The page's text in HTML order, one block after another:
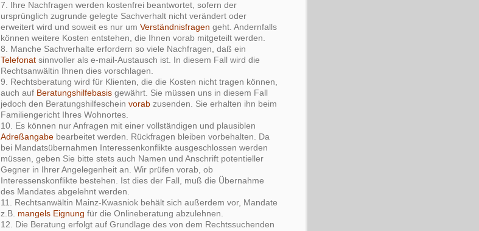
7. Ihre Nachfragen werden kostenfrei beantwortet, sofern der
ursprünglich zugrunde gelegte Sachverhalt nicht verändert oder
erweitert wird und soweit es nur umVerständnisfragen geht. Andernfalls
können weitere Kosten entstehen, die Ihnen vorab mitgeteilt werden.
8. Manche Sachverhalte erfordern so viele Nachfragen, daß ein
Telefonat sinnvoller als e-mail-Austausch ist. In diesem Fall wird die
Rechtsanwältin Ihnen dies vorschlagen.
9. Rechtsberatung wird für Klienten, die die Kosten nicht tragen können,
auch auf Beratungshilfebasis gewährt. Sie müssen uns in diesem Fall
jedoch den Beratungshilfescheinvorab zusenden. Sie erhalten ihn beim
Familiengericht Ihres Wohnortes.
10. Es können nur Anfragen mit einer vollständigen und plausiblen
Adreßangabe bearbeitet werden. Rückfragen bleiben vorbehalten. Da
bei Mandatsübernahmen Interessenkonflikte ausgeschlossen werden
müssen, geben Sie bitte stets auch Namen und Anschrift potentieller
Gegner in Ihrer Angelegenheit an. Wir prüfen vorab, ob
Interessenskonflikte bestehen. Ist dies der Fall, muß die Übernahme
des Mandates abgelehnt werden.
11. Rechtsanwältin Mainz-Kwasniok behält sich außerdem vor, Mandate
z.B. mangels Eignung für die Onlineberatung abzulehnen.
12. Die Beratung erfolgt auf Grundlage des von dem Rechtssuchenden